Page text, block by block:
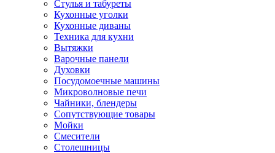
Стулья и табуреты
Кухонные уголки
Кухонные диваны
Техника для кухни
Вытяжки
Варочные панели
Духовки
Посудомоечные машины
Микроволновые печи
Чайники, блендеры
Сопутствующие товары
Мойки
Смесители
Столешницы